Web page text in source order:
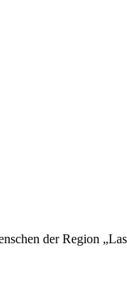
der Region